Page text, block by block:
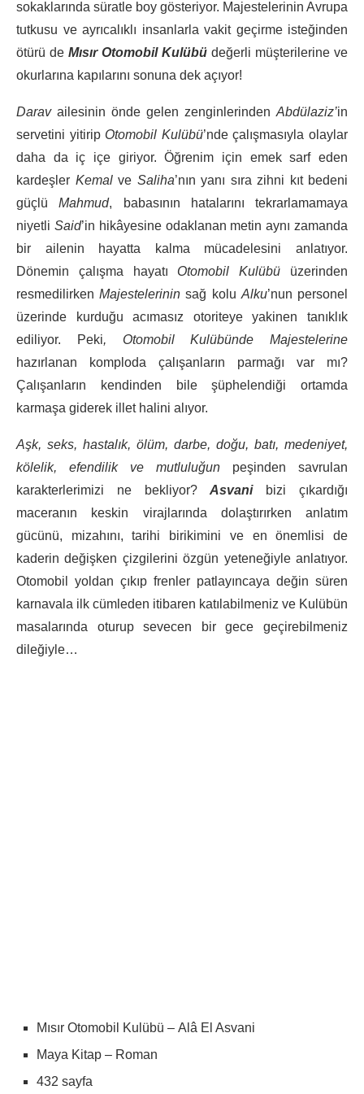
sokaklarında süratle boy gösteriyor. Majestelerinin Avrupa
tutkusu ve ayrıcalıklı insanlarla vakit geçirme isteğinden
ötürü de Mısır Otomobil Kulübü değerli müşterilerine ve
okurlarına kapılarını sonuna dek açıyor!
Daravailesinin önde gelen zenginlerinden Abdülaziz’in
servetini yitirip Otomobil Kulübü’nde çalışmasıyla olaylar
daha da iç içe giriyor. Öğrenim için emek sarf eden
kardeşler Kemal ve Saliha’nın yanı sıra zihni kıt bedeni
güçlüMahmud, babasının hatalarını tekrarlamamaya
niyetli Said’in hikâyesine odaklanan metin aynı zamanda
bir ailenin hayatta kalma mücadelesini anlatıyor.
Dönemin çalışma hayatı Otomobil Kulübü üzerinden
resmedilirkenMajestelerinin sağ kolu Alku’nun personel
üzerinde kurduğu acımasız otoriteye yakinen tanıklık
ediliyor. Peki, Otomobil Kulübünde
Majestelerine
hazırlanan komploda çalışanların parmağı var mı?
Çalışanların kendinden bile şüphelendiği ortamda
karmaşa giderek illet halini alıyor.
Aşk, seks, hastalık, ölüm, darbe, doğu, batı, medeniyet,
kölelik, efendilik ve mutluluğun peşinden savrulan
karakterlerimizi ne bekliyor?Asvanibizi çıkardığı
maceranın keskin virajlarında dolaştırırken anlatım
gücünü, mizahını, tarihi birikimini ve en önemlisi de
kaderin değişken çizgilerini özgün yeteneğiyle anlatıyor.
Otomobil yoldan çıkıp frenler patlayıncaya değin süren
karnavala ilk cümleden itibaren katılabilmeniz ve Kulübün
masalarında oturup sevecen bir gece geçirebilmeniz
dileğiyle…
Mısır Otomobil Kulübü – Alâ El Asvani
Maya Kitap – Roman
432 sayfa